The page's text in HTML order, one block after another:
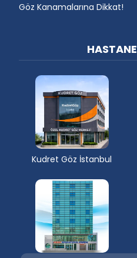
Göz Kanamalarına Dikkat!
Kudret Göz İstanbul